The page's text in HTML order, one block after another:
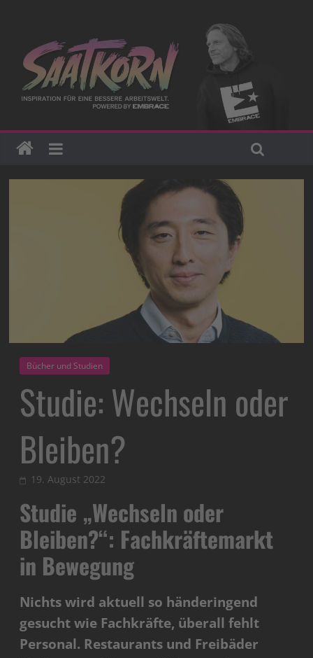
Bücher und Studien
Studie: Wechseln oder
Bleiben?
19. August 2022
Studie „Wechseln oder
Bleiben?“: Fachkräftemarkt
in Bewegung
Nichts wird aktuell so händeringend
gesucht wie Fachkräfte, überall fehlt
Personal. Restaurants und Freibäder